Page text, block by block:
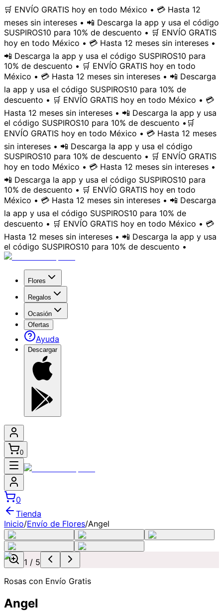
🛒 ENVÍO GRATIS hoy en todo México • 💳 Hasta 12
meses sin intereses • 📲 Descarga la app y usa el código
SUSPIROS10 para 10% de descuento • 🛒 ENVÍO GRATIS
hoy en todo México • 💳 Hasta 12 meses sin intereses •
📲 Descarga la app y usa el código SUSPIROS10 para
10% de descuento • 🛒 ENVÍO GRATIS hoy en todo
México • 💳 Hasta 12 meses sin intereses • 📲 Descarga
la app y usa el código SUSPIROS10 para 10% de
descuento • 🛒 ENVÍO GRATIS hoy en todo México • 💳
Hasta 12 meses sin intereses • 📲 Descarga la app y usa
el código SUSPIROS10 para 10% de descuento • 🛒
ENVÍO GRATIS hoy en todo México • 💳 Hasta 12 meses
sin intereses • 📲 Descarga la app y usa el código
SUSPIROS10 para 10% de descuento • 🛒 ENVÍO GRATIS
hoy en todo México • 💳 Hasta 12 meses sin intereses •
📲 Descarga la app y usa el código SUSPIROS10 para
10% de descuento • 🛒 ENVÍO GRATIS hoy en todo
México • 💳 Hasta 12 meses sin intereses • 📲 Descarga
la app y usa el código SUSPIROS10 para 10% de
descuento • 🛒 ENVÍO GRATIS hoy en todo México • 💳
Hasta 12 meses sin intereses • 📲 Descarga la app y usa
el código SUSPIROS10 para 10% de descuento •
Flores
Regalos
Ocasión
Ofertas
Ayuda
Descargar
0
0
Tienda
Inicio/Envío de Flores/Angel
1 / 5
Rosas con Envío Gratis
Angel